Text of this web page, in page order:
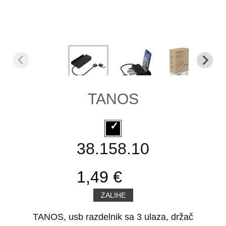
TANOS
38.158.10
1,49 €
ZALIHE
TANOS, usb razdelnik sa 3 ulaza, držač